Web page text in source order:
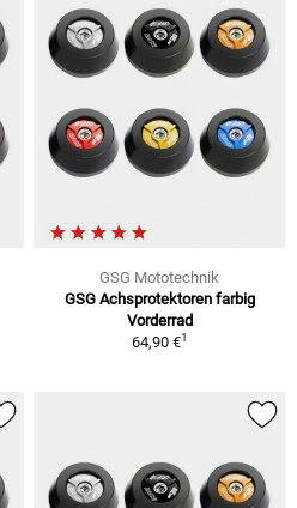
GSG Mototechnik
GSG Achsprotektoren farbig
Vorderrad
64,90 €1